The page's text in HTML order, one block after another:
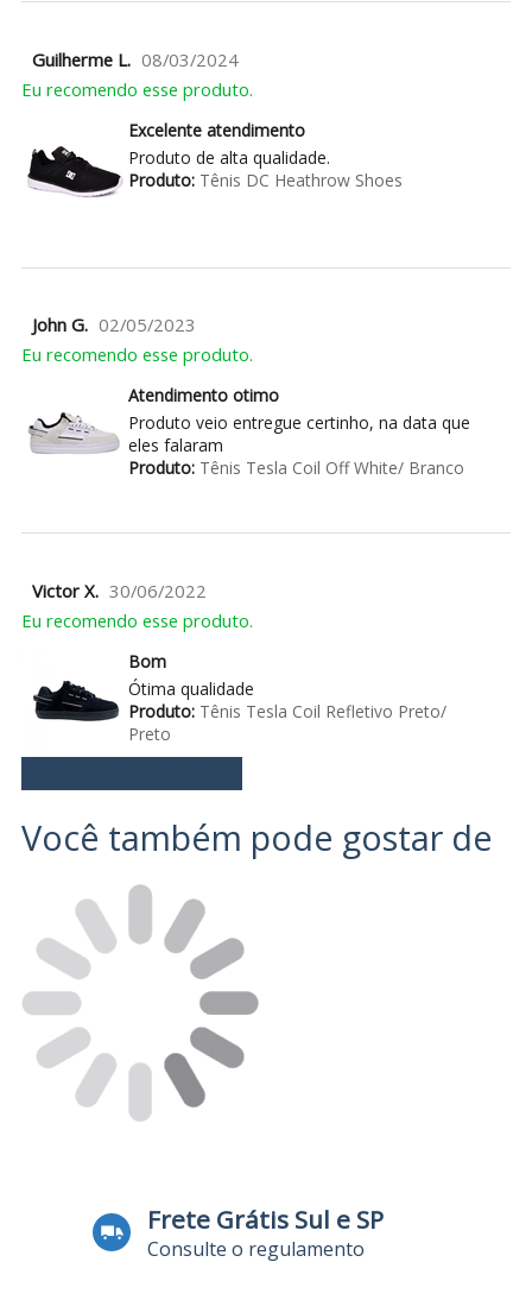
Guilherme L. 08/03/2024
Eu recomendo esse produto.
Excelente atendimento
Produto de alta qualidade.
Produto:Tênis DC Heathrow Shoes
John G. 02/05/2023
Eu recomendo esse produto.
Atendimento otimo
Produto veio entregue certinho, na data que
eles falaram
Produto:Tênis Tesla Coil Off White/ Branco
Victor X. 30/06/2022
Eu recomendo esse produto.
Bom
Ótima qualidade
Produto:Tênis Tesla Coil Refletivo Preto/
Preto
Você também pode gostar de
Frete Grátis Sul e SP
Consulte o regulamento